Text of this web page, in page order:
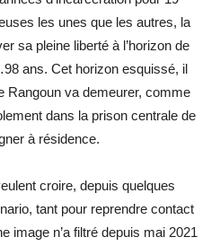
les unes que les autres, la
sa pleine liberté à l’horizon de
ans. Cet horizon esquissé, il
Rangoun va demeurer, comme
dans la prison centrale de
à résidence.
croire, depuis quelques
tant pour reprendre contact
image n’a filtré depuis mai 2021